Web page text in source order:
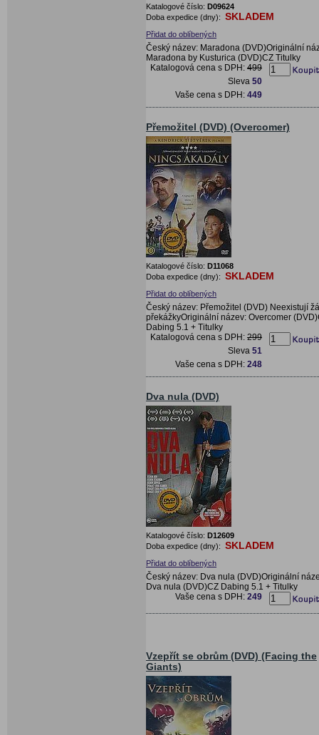
Katalogové číslo: D09624
Doba expedice (dny): SKLADEM
Přidat do oblíbených
Český název: Maradona (DVD)Originální
Maradona by Kusturica (DVD)CZ Titulky
Katalogová cena s DPH: 499
Sleva 50
Vaše cena s DPH: 449
Přemožitel (DVD) (Overcomer)
Katalogové číslo: D11068
Doba expedice (dny): SKLADEM
Přidat do oblíbených
Český název: Přemožitel (DVD) Neexistují
překážkyOriginální název: Overcomer
Dabing 5.1 + Titulky
Katalogová cena s DPH: 299
Sleva 51
Vaše cena s DPH: 248
Dva nula (DVD)
Katalogové číslo: D12609
Doba expedice (dny): SKLADEM
Přidat do oblíbených
Český název: Dva nula (DVD)Originální
Dva nula (DVD)CZ Dabing 5.1 + Titulky
Vaše cena s DPH: 249
Vzepřít se obrům (DVD) (Facing the
Giants)